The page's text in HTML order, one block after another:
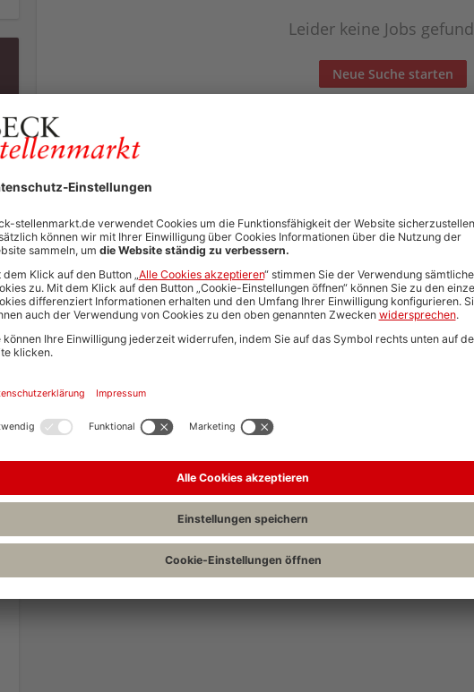
Leider keine Jobs
Neue Suche starten
Automatisch neue Jobs und Karriere-Updates per E-Mail erhalten?